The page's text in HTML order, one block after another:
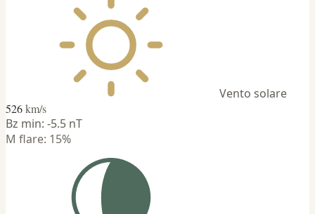
Vento solare
526km/s
Bz min: -5.5 nT
M flare: 15%